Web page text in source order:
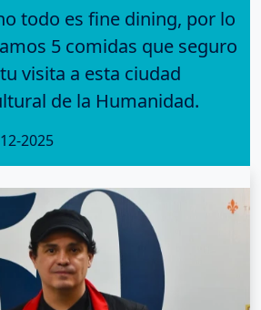
todo es fine dining, por lo
5 comidas que seguro
visita a esta ciudad
de la Humanidad.
2025